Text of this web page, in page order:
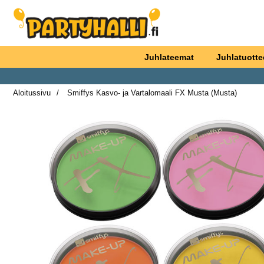
Ostoskori laajennettu Partyhallen AB
Juhlateemat
Aloitussivu
Smiffys Kasvo- ja Vartalomaali FX Musta (Musta)